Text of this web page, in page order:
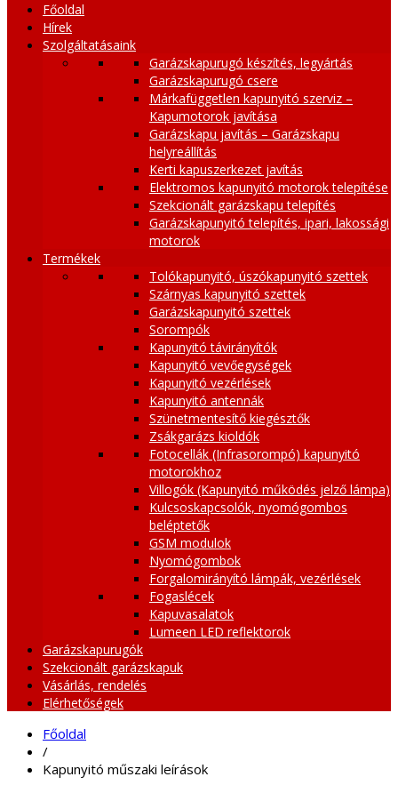
Főoldal
Hírek
Szolgáltatásaink
Garázskapurugó készítés, legyártás
Garázskapurugó csere
Márkafüggetlen kapunyitó szerviz –
Kapumotorok javítása
Garázskapu javítás – Garázskapu
helyreállítás
Kerti kapuszerkezet javítás
Elektromos kapunyitó motorok telepítése
Szekcionált garázskapu telepítés
Garázskapunyitó telepítés, ipari, lakossági
motorok
Termékek
Tolókapunyitó, úszókapunyitó szettek
Szárnyas kapunyitó szettek
Garázskapunyitó szettek
Sorompók
Kapunyitó távirányítók
Kapunyitó vevőegységek
Kapunyitó vezérlések
Kapunyitó antennák
Szünetmentesítő kiegésztők
Zsákgarázs kioldók
Fotocellák (Infrasorompó) kapunyitó
motorokhoz
Villogók (Kapunyitó működés jelző lámpa)
Kulcsoskapcsolók, nyomógombos
beléptetők
GSM modulok
Nyomógombok
Forgalomirányító lámpák, vezérlések
Fogaslécek
Kapuvasalatok
Lumeen LED reflektorok
Garázskapurugók
Szekcionált garázskapuk
Vásárlás, rendelés
Elérhetőségek
Főoldal
/
Kapunyitó műszaki leírások